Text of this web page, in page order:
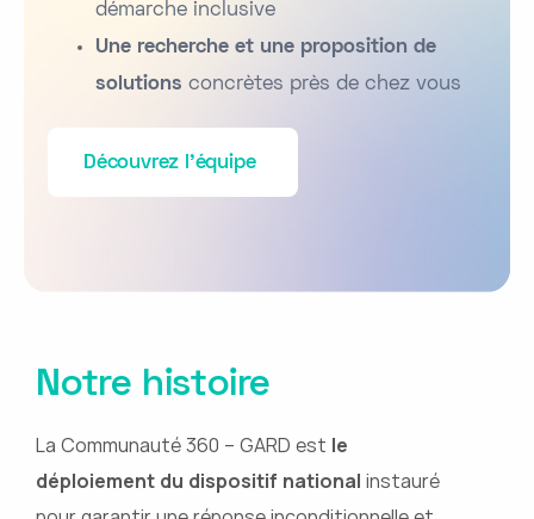
démarche inclusive
Une recherche et une proposition de
solutions concrètes près de chez vous
Découvrez l'équipe
Notre histoire
La Communauté 360 – GARD est le
déploiement du dispositif national instauré